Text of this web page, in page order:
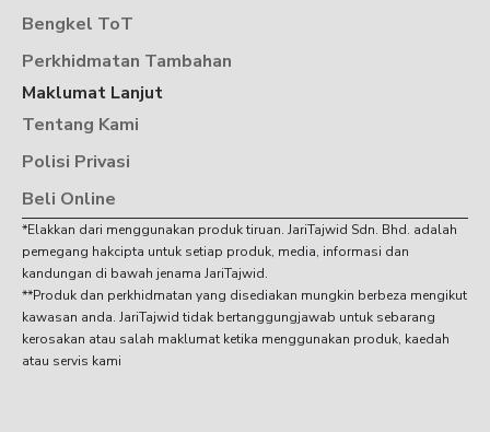
Bengkel ToT
Perkhidmatan Tambahan
Maklumat Lanjut
Tentang Kami
Polisi Privasi
Beli Online
*Elakkan dari menggunakan produk tiruan. JariTajwid Sdn. Bhd. adalah
pemegang hakcipta untuk setiap produk, media, informasi dan
kandungan di bawah jenama JariTajwid.
**Produk dan perkhidmatan yang disediakan mungkin berbeza mengikut
kawasan anda. JariTajwid tidak bertanggungjawab untuk sebarang
kerosakan atau salah maklumat ketika menggunakan produk, kaedah
atau servis kami